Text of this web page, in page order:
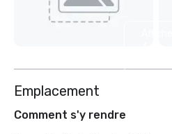
Emplacement
Comment s'y rendre